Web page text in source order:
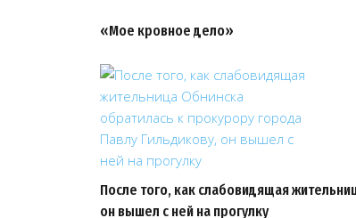
«Мое кровное дело»
После того, как слабовидящая
он вышел с ней на прогулку